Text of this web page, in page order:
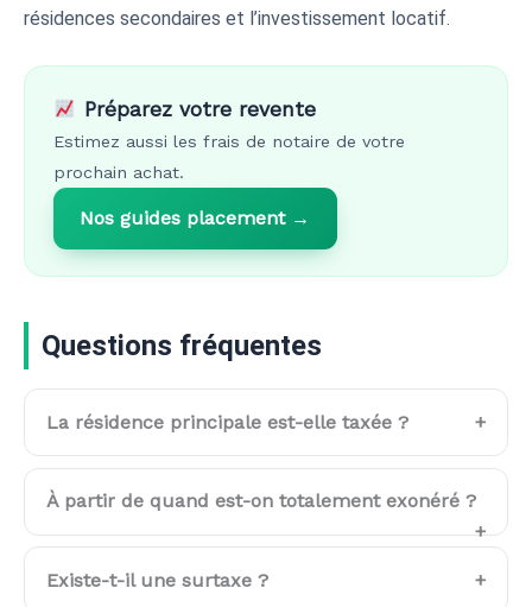
résidences secondaires et l’investissement locatif.
Préparez votre revente
Estimez aussi les frais de notaire de votre
prochain achat.
Nos guides placement →
Questions fréquentes
La résidence principale est-elle taxée ?
À partir de quand est-on totalement exonéré ?
Existe-t-il une surtaxe ?